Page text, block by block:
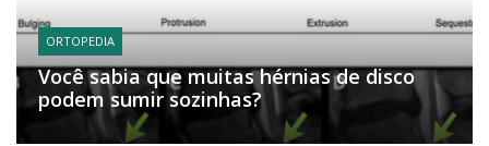
ORTOPEDIA
Você sabia que muitas hérnias de disco
podem sumir sozinhas?